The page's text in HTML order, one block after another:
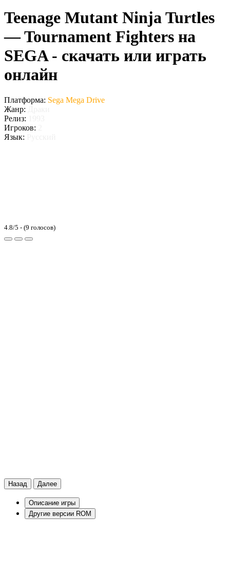
Teenage Mutant Ninja Turtles
— Tournament Fighters на
SEGA - скачать или играть
онлайн
Платформа: Sega Mega Drive
Жанр:
Релиз:
Игроков:
Язык:
4.8/5 - (9 голосов)
Назад Далее
Описание игры
Другие версии ROM